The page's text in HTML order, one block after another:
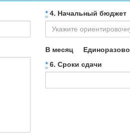
*4. Начальный бюджет
В месяц
Единоразово
*6. Сроки сдачи